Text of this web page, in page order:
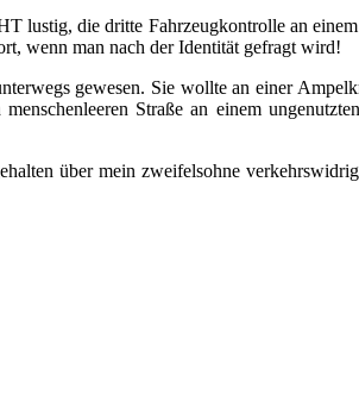
lustig, die dritte Fahrzeugkontrolle an
wenn man nach der Identität gefragt wird!
gewesen. Sie wollte an einer
Straße an einem
über mein zweifelsohne